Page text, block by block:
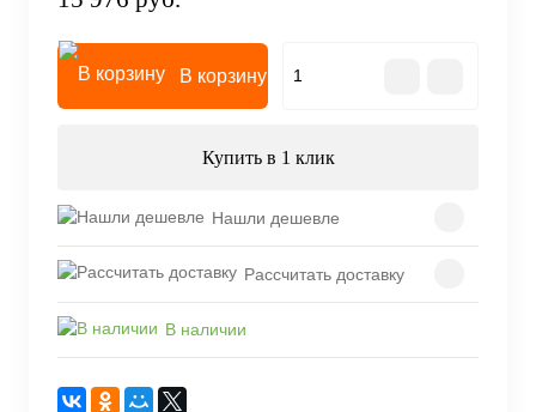
В корзину
Купить в 1 клик
Нашли дешевле
Рассчитать доставку
В наличии